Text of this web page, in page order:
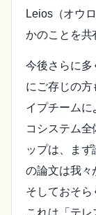
Leios（オウ
かのことを共
今後さらに多
にご存じの方
イプチームに
コシステム
ップは、まず
の論文は我々
そしておそら